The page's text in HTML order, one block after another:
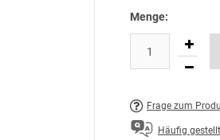
Menge:
Frage zum
Häufig